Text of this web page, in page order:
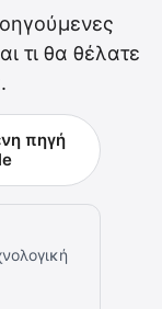
τι θα θέλατε
πηγή